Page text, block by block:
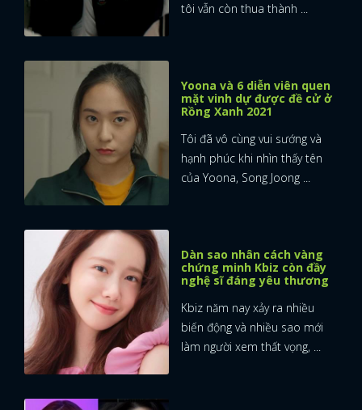
tôi vẫn còn thua thành ...
Yoona và 6 diễn viên quen
mặt vinh dự được đề cử ở
Rồng Xanh 2021
Tôi đã vô cùng vui sướng và
hạnh phúc khi nhìn thấy tên
của Yoona, Song Joong ...
Dàn sao nhân cách vàng
chứng minh Kbiz còn đầy
nghệ sĩ đáng yêu thương
Kbiz năm nay xảy ra nhiều
biến động và nhiều sao mới
làm người xem thất vọng, ...